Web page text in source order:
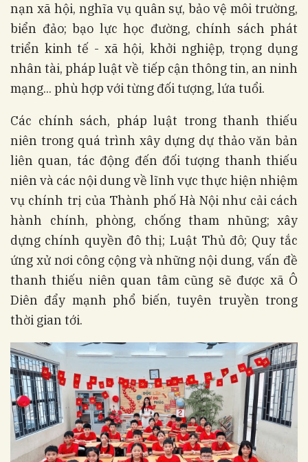
nạn xã hội, nghĩa vụ quân sự, bảo vệ môi trường,
biển đảo; bạo lực học đường, chính sách phát
triển kinh tế - xã hội, khởi nghiệp, trọng dụng
nhân tài, pháp luật về tiếp cận thông tin, an ninh
mạng... phù hợp với từng đối tượng, lứa tuổi.
Các chính sách, pháp luật trong thanh thiếu
niên trong quá trình xây dựng dự thảo văn bản
liên quan, tác động đến đối tượng thanh thiếu
niên và các nội dung về lĩnh vực thực hiện nhiệm
vụ chính trị của Thành phố Hà Nội như cải cách
hành chính, phòng, chống tham nhũng; xây
dựng chính quyền đô thị; Luật Thủ đô; Quy tắc
ứng xử nơi công cộng và những nội dung, vấn đề
thanh thiếu niên quan tâm cũng sẽ được xã Ô
Diên đẩy mạnh phổ biến, tuyên truyền trong
thời gian tới.